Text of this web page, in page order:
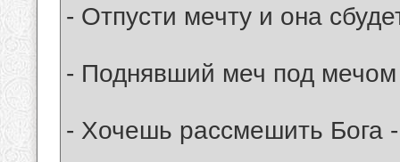
- Отпусти мечту и она
- Поднявший меч под мечом
- Хочешь рассмешить Бога